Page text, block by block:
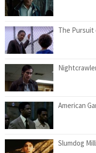
The Pursuit
American
Slumdog